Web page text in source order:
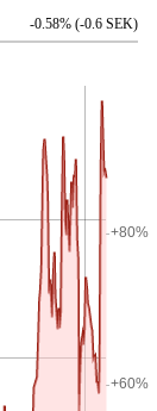
-0.58% (-0.6 SEK)